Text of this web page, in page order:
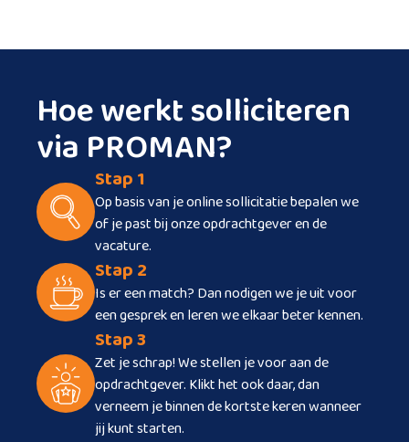
Hoe werkt solliciteren
via PROMAN?
Stap 1
Op basis van je online sollicitatie bepalen we
of je past bij onze opdrachtgever en de
vacature.
Stap 2
Is er een match? Dan nodigen we je uit voor
een gesprek en leren we elkaar beter kennen.
Stap 3
Zet je schrap! We stellen je voor aan de
opdrachtgever. Klikt het ook daar, dan
verneem je binnen de kortste keren wanneer
jij kunt starten.